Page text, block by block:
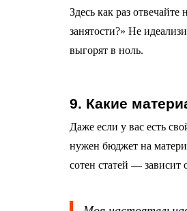
Здесь как раз
занятости?» Не
выгорят в ноль.
9. Какие
Даже если у вас есть
нужен бюджет на
сотен статей — зависит